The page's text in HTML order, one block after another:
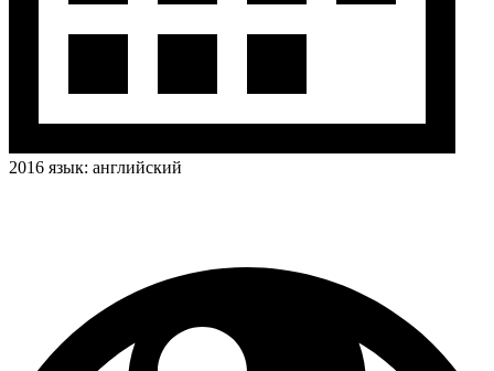
2016 язык: английский